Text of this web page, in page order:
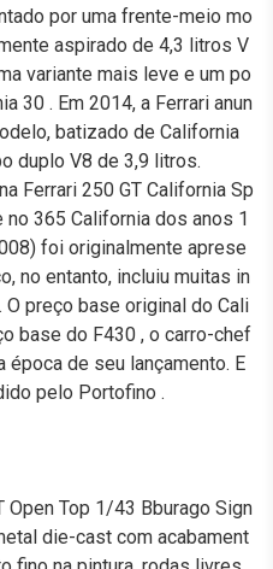
por uma frente-meio mo
aspirado de 4,3 litros V
variante mais leve e um po
30 . Em 2014, a Ferrari anun
batizado de California
duplo V8 de 3,9 litros.
Ferrari 250 GT California Sp
365 California dos anos 1
foi originalmente aprese
no entanto, incluiu muitas in
preço base original do Cali
base do F430 , o carro-chef
de seu lançamento. E
pelo Portofino .
Open Top 1/43 Bburago Sign
die-cast com acabament